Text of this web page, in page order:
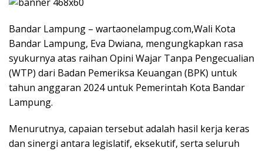
Bandar Lampung – wartaonelampug.com,Wali Kota
Bandar Lampung, Eva Dwiana, mengungkapkan rasa
syukurnya atas raihan Opini Wajar Tanpa Pengecualian
(WTP) dari Badan Pemeriksa Keuangan (BPK) untuk
tahun anggaran 2024 untuk Pemerintah Kota Bandar
Lampung.
Menurutnya, capaian tersebut adalah hasil kerja keras
dan sinergi antara legislatif, eksekutif, serta seluruh